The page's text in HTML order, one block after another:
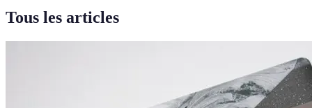
Tous les articles